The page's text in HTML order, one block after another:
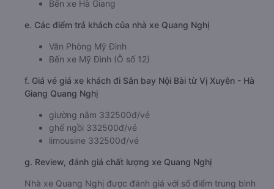
Bến xe Hà Giang
e. Các điểm trả khách của nhà xe Quang Nghị
Văn Phòng Mỹ Đình
Bến xe Mỹ Đình (Ô số 12)
f. Giá vé giá xe khách đi Sân bay Nội Bài từ Vị Xuyên - Hà
Giang Quang Nghị
giường nằm 332500đ/vé
ghế ngồi 332500đ/vé
limousine 332500đ/vé
g. Review, đánh giá chất lượng xe Quang Nghị
Nhà xe Quang Nghị được đánh giá với số điểm trung bình